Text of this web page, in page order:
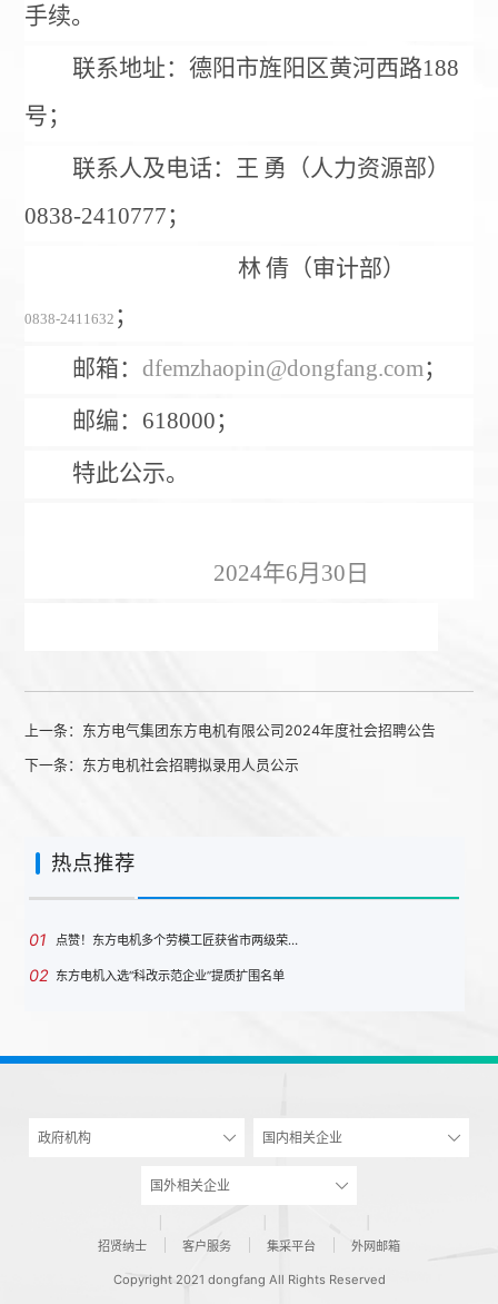
手续。
联系地址：德阳市旌阳区黄河西路188
号；
联系人及电话：王 勇（人力资源部）
0838-2410777；
林倩（审计部）
0838-2411632 ；
邮箱：dfemzhaopin@dongfang.com；
邮编： 618000；
特此公示。
2024年6月 30 日
上一条： 东方电气集团东方电机有限公司2024年度社会招聘公告
下一条： 东方电机社会招聘拟录用人员公示
热点推荐
01 点赞！东方电机多个劳模工匠获省市两级荣…
02 东方电机入选“科改示范企业”提质扩围名单
政府机构 国内相关企业
国外相关企业
招贤纳士 客户服务 集采平台 外网邮箱
Copyright 2021 dongfang All Rights Reserved